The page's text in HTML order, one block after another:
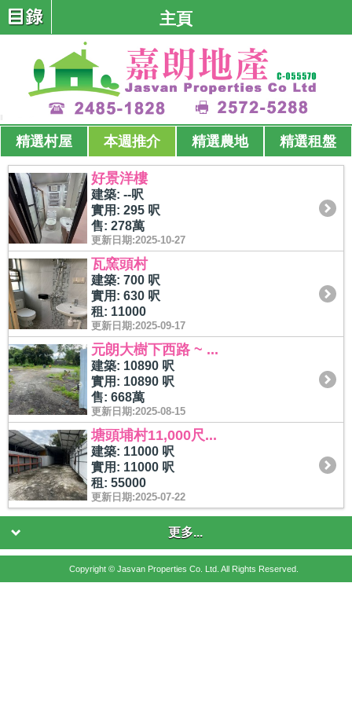
主頁
精選村屋 本週推介 精選農地 精選租盤
好景洋樓
建築: --呎
實用: 295 呎
售: 278萬
更新日期:2025-10-27
瓦窯頭村
建築: 700 呎
實用: 630 呎
租: 11000
更新日期:2025-09-17
元朗大樹下西路 ~ ...
建築: 10890 呎
實用: 10890 呎
售: 668萬
更新日期:2025-08-15
塘頭埔村11,000尺...
建築: 11000 呎
實用: 11000 呎
租: 55000
更新日期:2025-07-22
更多...
Copyright © Jasvan Properties Co. Ltd. All Rights Reserved.